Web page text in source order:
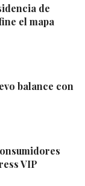
de
el mapa
balance con
VIP